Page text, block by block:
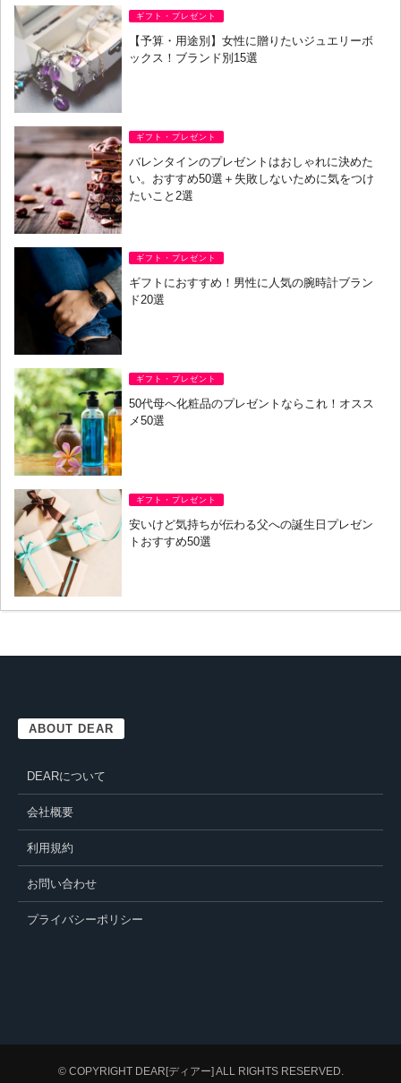
ギフト・プレゼント
【予算・用途別】女性に贈りたいジュエリーボ
ックス！ブランド別15選
ギフト・プレゼント
バレンタインのプレゼントはおしゃれに決めた
い。おすすめ50選＋失敗しないために気をつけ
たいこと2選
ギフト・プレゼント
ギフトにおすすめ！男性に人気の腕時計ブラン
ド20選
ギフト・プレゼント
50代母へ化粧品のプレゼントならこれ！オスス
メ50選
ギフト・プレゼント
安いけど気持ちが伝わる父への誕生日プレゼン
トおすすめ50選
ABOUT DEAR
DEARについて
会社概要
利用規約
お問い合わせ
プライバシーポリシー
© COPYRIGHT DEAR[ディアー] ALL RIGHTS RESERVED.